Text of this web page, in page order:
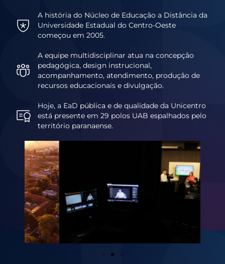
A história do Núcleo de Educação a Distância da
Universidade Estadual do Centro-Oeste
começou em 2005.
A equipe multidisciplinar atua na concepção
pedagógica, design instrucional,
acompanhamento, atendimento, produção de
recursos educacionais e divulgação.
Hoje, a EaD pública e de qualidade da Unicentro
está presente em 29 polos UAB espalhados pelo
território paranaense.